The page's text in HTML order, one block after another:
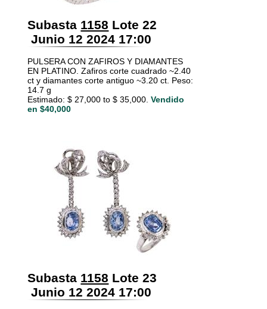
Subasta 1158 Lote 22
Junio 12 2024 17:00
PULSERA CON ZAFIROS Y DIAMANTES
EN PLATINO. Zafiros corte cuadrado ~2.40
ct y diamantes corte antiguo ~3.20 ct. Peso:
14.7 g
Estimado: $ 27,000 to $ 35,000. Vendido
en $40,000
Subasta 1158 Lote 23
Junio 12 2024 17:00